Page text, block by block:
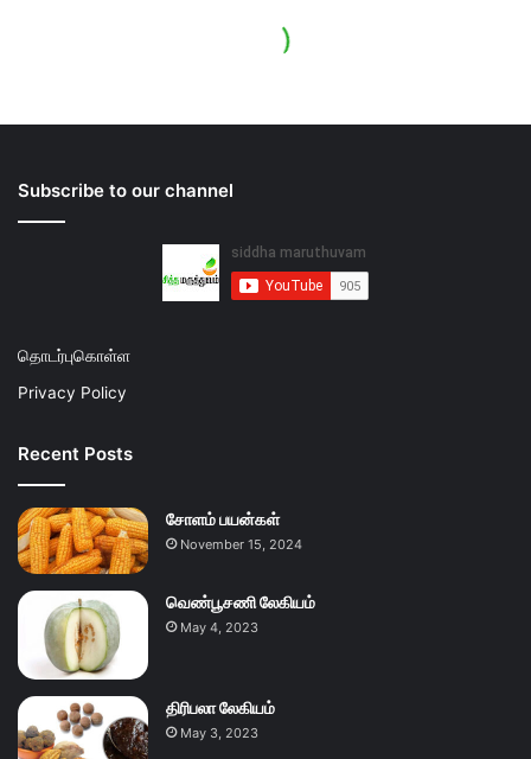
Subscribe to our channel
தொடர்புகொள்ள
Privacy Policy
Recent Posts
சோளம் பயன்கள்
November 15, 2024
வெண்பூசணி லேகியம்
May 4, 2023
திரிபலா லேகியம்
May 3, 2023